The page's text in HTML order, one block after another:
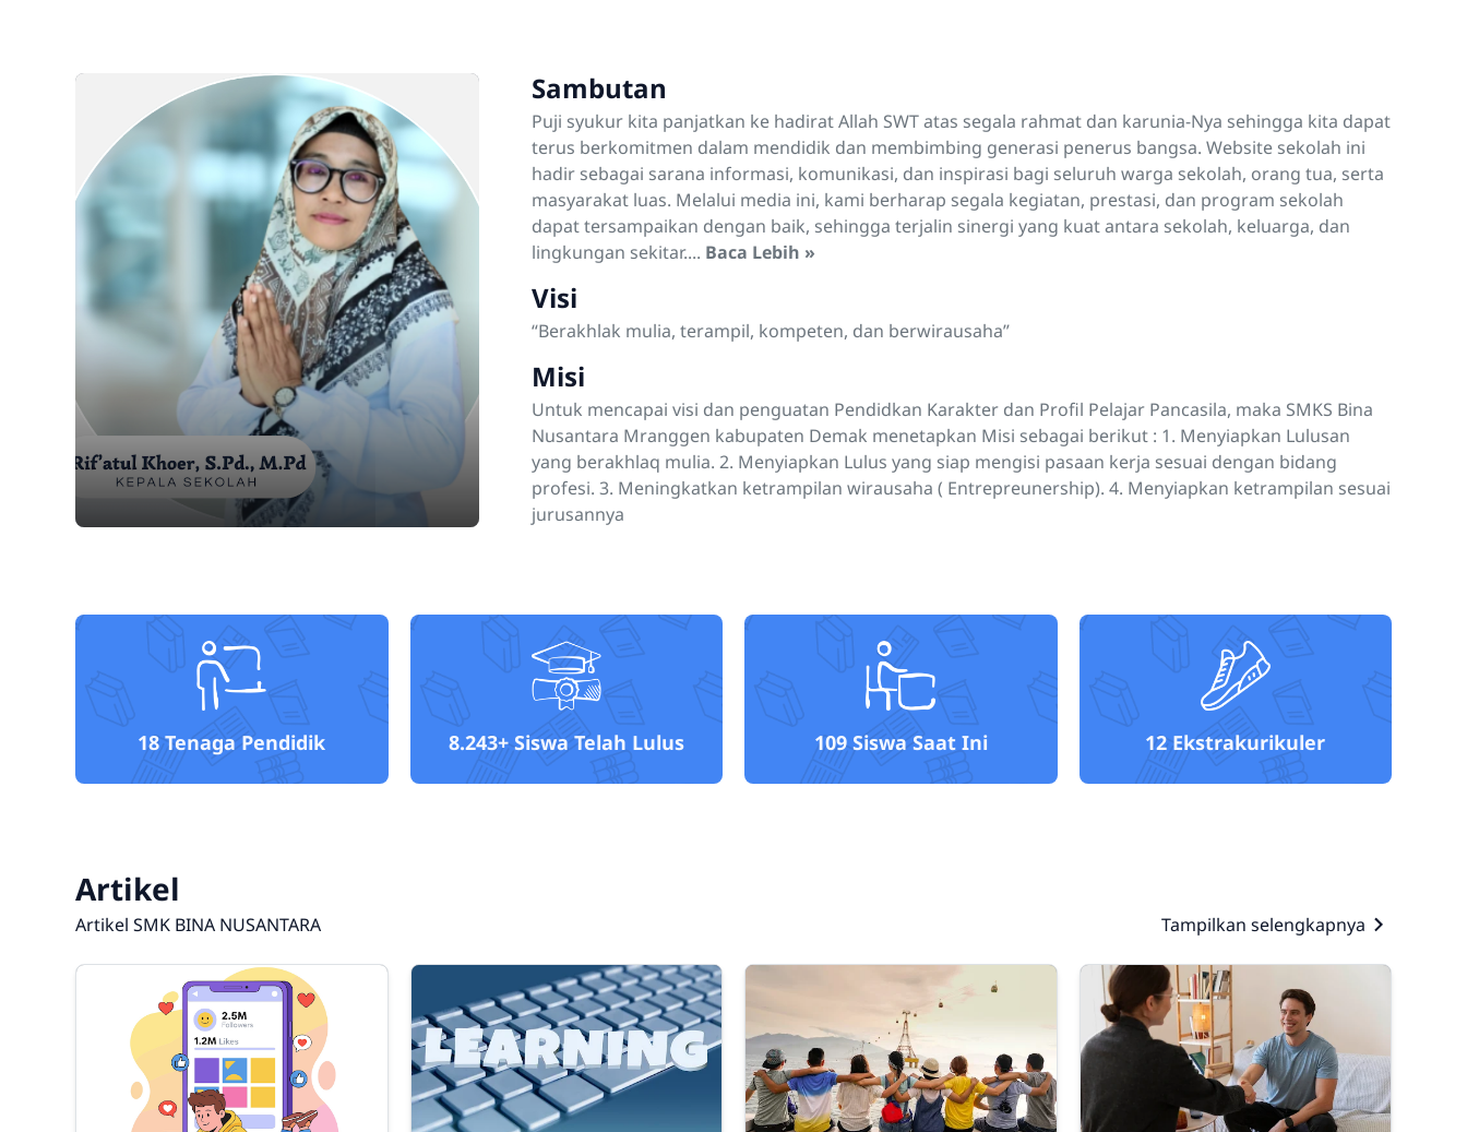
Sambutan
Puji syukur kita panjatkan ke hadirat Allah SWT atas segala rahmat dan karunia-Nya sehingga kita dapat
terus berkomitmen dalam mendidik dan membimbing generasi penerus bangsa. Website sekolah ini
hadir sebagai sarana informasi, komunikasi, dan inspirasi bagi seluruh warga sekolah, orang tua, serta
masyarakat luas. Melalui media ini, kami berharap segala kegiatan, prestasi, dan program sekolah
dapat tersampaikan dengan baik, sehingga terjalin sinergi yang kuat antara sekolah, keluarga, dan
lingkungan sekitar.... Baca Lebih »
Visi
“Berakhlak mulia, terampil, kompeten, dan berwirausaha”
Misi
Untuk mencapai visi dan penguatan Pendidkan Karakter dan Profil Pelajar Pancasila, maka SMKS Bina
Nusantara Mranggen kabupaten Demak menetapkan Misi sebagai berikut : 1. Menyiapkan Lulusan
yang berakhlaq mulia. 2. Menyiapkan Lulus yang siap mengisi pasaan kerja sesuai dengan bidang
profesi. 3. Meningkatkan ketrampilan wirausaha ( Entrepreunership). 4. Menyiapkan ketrampilan sesuai
jurusannya
18Tenaga Pendidik 8.243+Siswa Telah Lulus 109Siswa Saat Ini 12Ekstrakurikuler
Artikel
Artikel SMK BINA NUSANTARA Tampilkan selengkapnya